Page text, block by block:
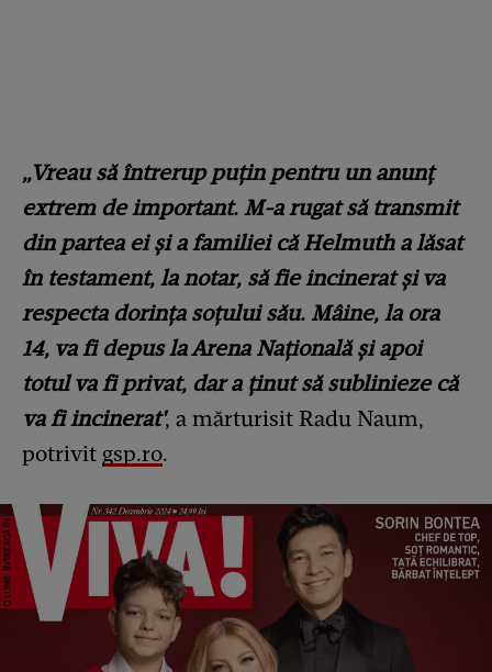
„Vreau să întrerup puțin pentru un anunț
extrem de important. M-a rugat să transmit
din partea ei și a familiei că Helmuth a lăsat
în testament, la notar, să fie incinerat și va
respecta dorința soțului său. Mâine, la ora
14, va fi depus la Arena Națională și apoi
totul va fi privat, dar a ținut să sublinieze că
va fi incinerat', a mărturisit Radu Naum,
potrivit gsp.ro.